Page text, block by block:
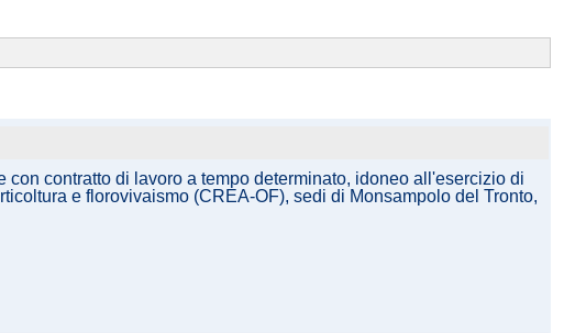
contratto di lavoro a tempo determinato, idoneo all'esercizio di
e florovivaismo (CREA-OF), sedi di Monsampolo del Tronto,